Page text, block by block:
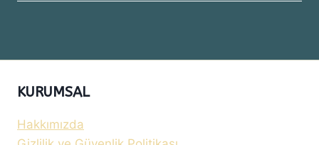
KURUMSAL
Hakkımızda